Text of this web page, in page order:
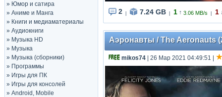
» Юмор и сатира
» Аниме и Манга
» Книги и медиаматериалы
» Аудиокниги
» Музыка HD
» Музыка
» Музыка (сборники)
» Программы
» Игры для ПК
» Игры для консолей
» Android, Mobile
2 7.24 GB 1 ↑ 3.06 MB/s 1
Аэронавты / The Aeronauts
mikos74 | 26 Мар 2021 04:49:51